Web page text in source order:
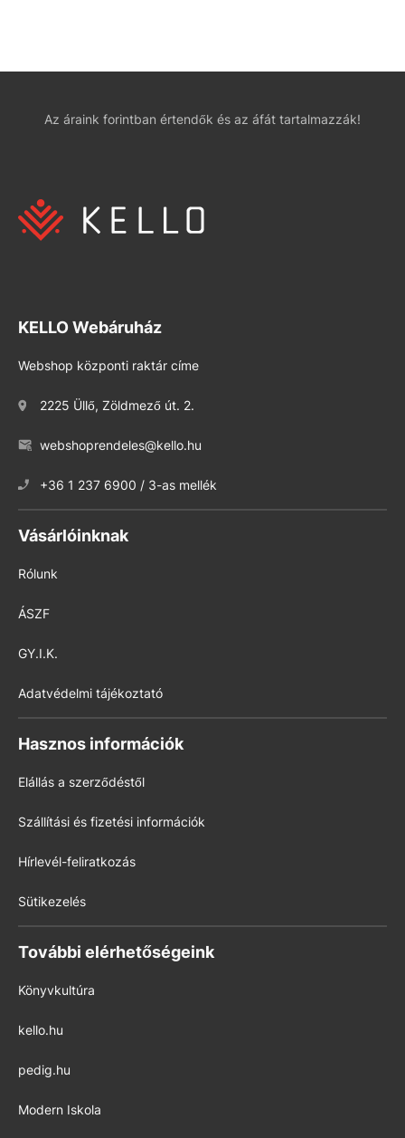
Az áraink forintban értendők és az áfát tartalmazzák!
KELLO Webáruház
Webshop központi raktár címe
2225 Üllő, Zöldmező út. 2.
webshoprendeles@kello.hu
+36 1 237 6900 / 3-as mellék
Vásárlóinknak
Rólunk
ÁSZF
GY.I.K.
Adatvédelmi tájékoztató
Hasznos információk
Elállás a szerződéstől
Szállítási és fizetési információk
Hírlevél-feliratkozás
Sütikezelés
További elérhetőségeink
Könyvkultúra
kello.hu
pedig.hu
Modern Iskola